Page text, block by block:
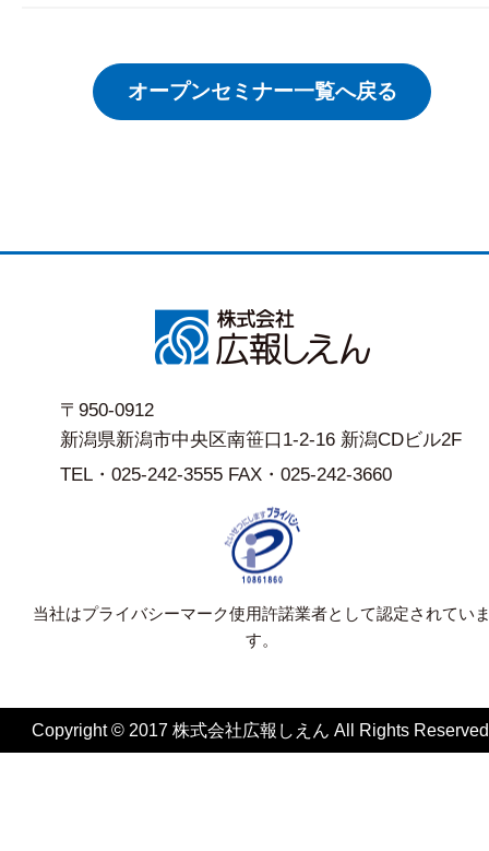
オープンセミナー一覧へ戻る
〒950-0912
新潟県新潟市中央区南笹口1-2-16 新潟CDビル2F
TEL・025-242-3555 FAX・025-242-3660
当社はプライバシーマーク使用許諾業者として認定されてい
す。
Copyright © 2017 株式会社広報しえん All Rights